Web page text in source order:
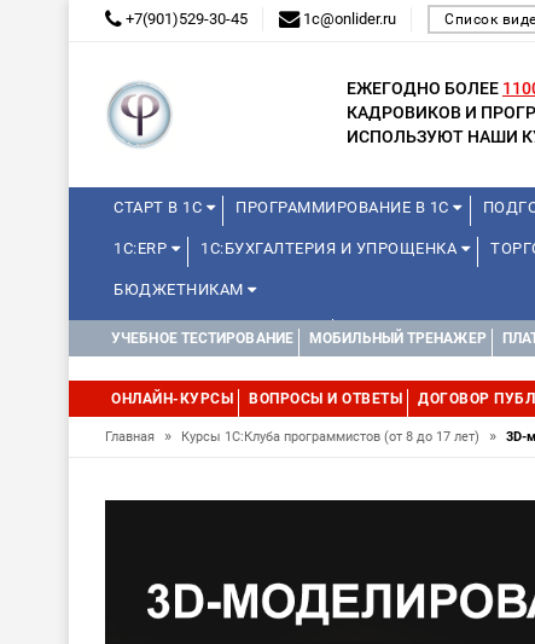
+7(901)529-30-45 1c@onlider.ru Список
ЕЖЕГОДНО БОЛЕЕ
КАДРОВИКОВ И
ИСПОЛЬЗУЮТ НАШИ
СТАРТ В 1С ПРОГРАММИРОВАНИЕ В 1С
1С:ERP 1С:БУХГАЛТЕРИЯ И УПРОЩЕНКА
БЮДЖЕТНИКАМ
КУРСЫ ДЛЯ ШКОЛЬНИКОВ ДИСТАНЦИОННАЯ
УЧЕБНОЕ ТЕСТИРОВАНИЕ МОБИЛЬНЫЙ ТРЕНАЖЕР
ОНЛАЙН-КУРСЫ ВОПРОСЫ И ОТВЕТЫ ДОГОВОР
Главная » Курсы 1С:Клуба программистов (от 8 до 17 лет) » 3D-